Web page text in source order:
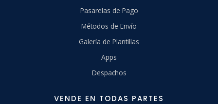
Pasarelas de Pago
Métodos de Envío
Galería de Plantillas
Apps
Despachos
VENDE EN TODAS PARTES